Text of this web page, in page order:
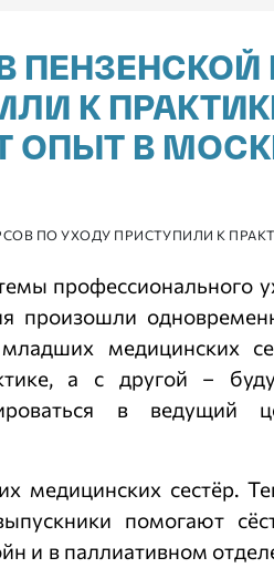
К
ОПЫТ В
ПО УХОДУ ПРИСТУПИЛИ К
профессионального
медицинских
а с другой –
в ведущий
медицинских сестёр.
помогают
и в паллиативном